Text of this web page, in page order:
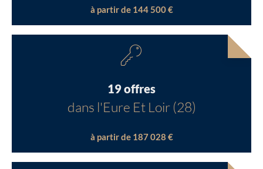
à partir de 144 500 €
19 offres
dans l'Eure Et Loir (28)
à partir de 187 028 €